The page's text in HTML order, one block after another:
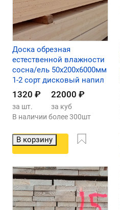
Доска обрезная
естественной влажности
сосна/ель 50х200х6000мм
1-2 сорт дисковый напил
1320 ₽ 22000 ₽
за шт.
за куб
В наличии более 300шт
В корзину